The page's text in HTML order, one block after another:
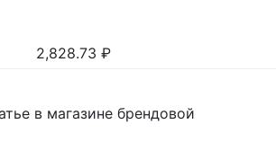
2,828.73 ₽
в магазине брендовой